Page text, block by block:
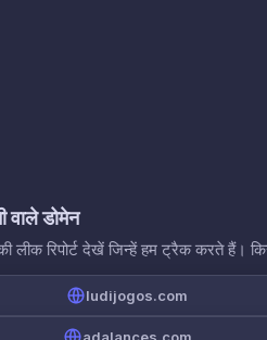
वाले डोमेन
लीक रिपोर्ट देखें जिन्हें हम ट्रैक करते हैं।
ludijogos.com
adalances.com